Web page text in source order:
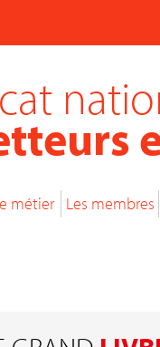
métier Les membres